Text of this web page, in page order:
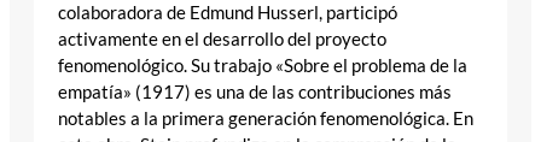
colaboradora de Edmund Husserl, participó
activamente en el desarrollo del proyecto
fenomenológico. Su trabajo «Sobre el problema de la
empatía» (1917) es una de las contribuciones más
notables a la primera generación fenomenológica. En